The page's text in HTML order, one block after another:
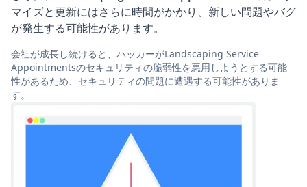
マイズと更新にはさらに時間がかかり、新しい問題やバグ
が発生する可能性があります。
会社が成長し続けると、ハッカーがLandscaping Service
Appointmentsのセキュリティの脆弱性を悪用しようとする可能
性があるため、セキュリティの問題に遭遇する可能性がありま
す。